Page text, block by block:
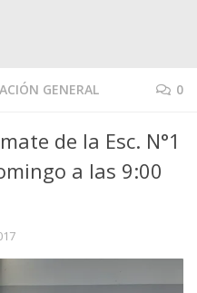
GENERAL 0
de la Esc. N°1
a las 9:00